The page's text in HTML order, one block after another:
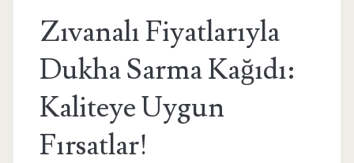
Zıvanalı Fiyatlarıyla
Dukha Sarma Kağıdı:
Kaliteye Uygun
Fırsatlar!